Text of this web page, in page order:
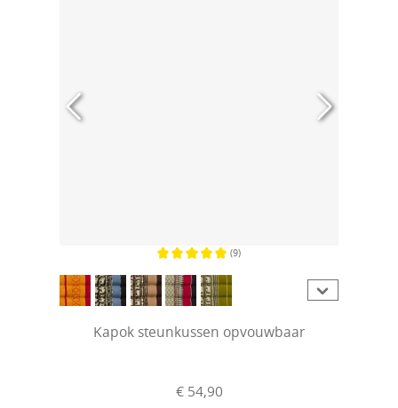
(9)
Kapok steunkussen opvouwbaar
€ 54,90